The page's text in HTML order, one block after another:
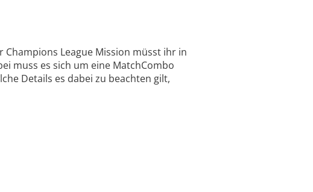
Champions League Mission müsst ihr in
muss es sich um eine MatchCombo
Details es dabei zu beachten gilt,